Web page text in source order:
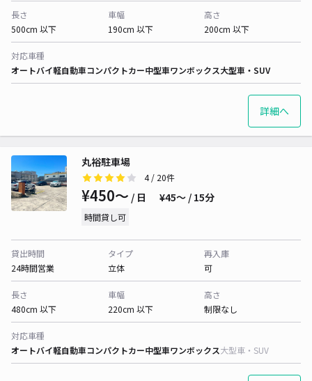
長さ
500cm 以下
車幅
190cm 以下
高さ
200cm 以下
対応車種
オートバイ軽自動車コンパクトカー中型車ワンボックス大型車・SUV
詳細へ
丸裕駐車場
4/ 20件
¥450〜 / 日 ¥45〜 / 15分
時間貸し可
貸出時間
24時間営業
タイプ
立体
再入庫
可
長さ
480cm 以下
車幅
220cm 以下
高さ
制限なし
対応車種
オートバイ軽自動車コンパクトカー中型車ワンボックス大型車・SUV